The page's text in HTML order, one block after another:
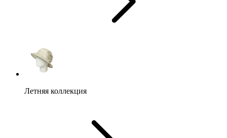
Летняя коллекция